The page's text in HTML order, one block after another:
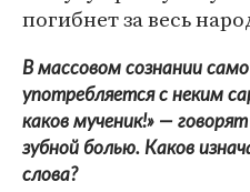
погибнет за весь
В массовом сознании
употребляется с неким
каков мученик!» —
зубной болью. Каков
слова?